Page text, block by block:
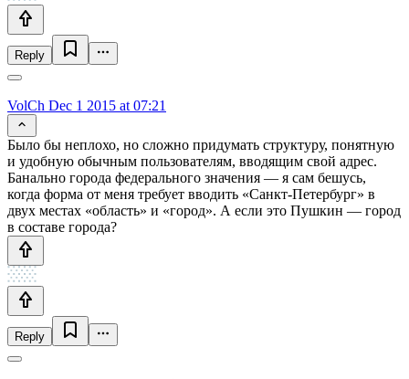
Reply
VolCh Dec 1 2015 at 07:21
Было бы неплохо, но сложно придумать структуру, понятную
и удобную обычным пользователям, вводящим свой адрес.
Банально города федерального значения — я сам бешусь,
когда форма от меня требует вводить «Санкт-Петербург» в
двух местах «область» и «город». А если это Пушкин — город
в составе города?
Reply